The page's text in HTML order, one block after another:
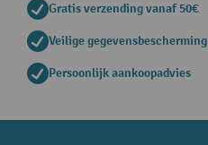
Gratis verzending vanaf 50€
Veilige gegevensbescherming
Persoonlijk aankoopadvies